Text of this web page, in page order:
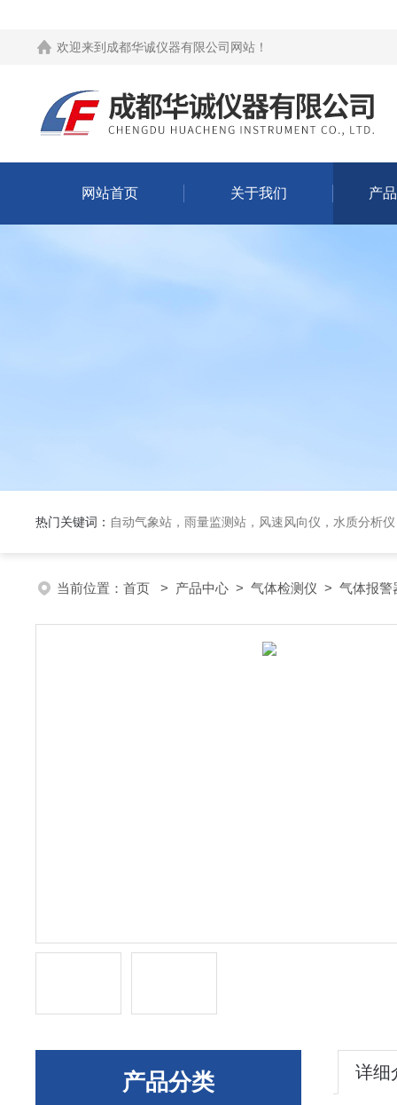
欢迎来到 成都华诚仪器有限公司网站 ！
网站首页 关于我们 产
热门关键词： 自动气象站，雨量监测站，风速风向仪，水质分析
当前位置： 首页 > 产品中心 > 气体检测仪 > 气体报警
产品分类 详细